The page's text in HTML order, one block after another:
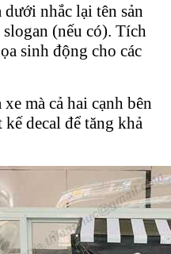
dưới nhắc lại tên sản
(nếu có). Tích
sinh động cho các
mà cả hai cạnh bên
decal để tăng khả